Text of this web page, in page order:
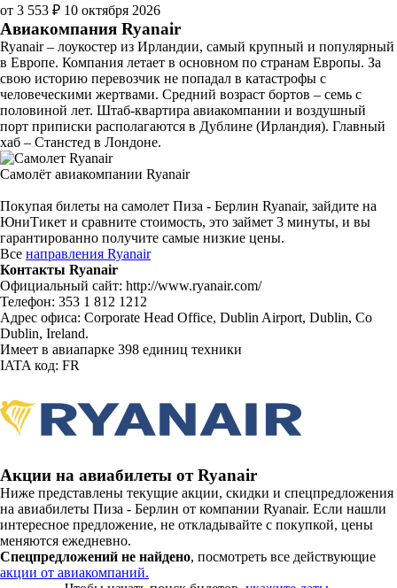
от 3 553 ₽ 10 октября 2026
Авиакомпания Ryanair
Ryanair – лоукостер из Ирландии, самый крупный и популярный
в Европе. Компания летает в основном по странам Европы. За
свою историю перевозчик не попадал в катастрофы с
человеческими жертвами. Средний возраст бортов – семь с
половиной лет. Штаб-квартира авиакомпании и воздушный
порт приписки располагаются в Дублине (Ирландия). Главный
хаб – Станстед в Лондоне.
Самолёт авиакомпании Ryanair
Покупая билеты на самолет Пиза - Берлин Ryanair, зайдите на
ЮниТикет и сравните стоимость, это займет 3 минуты, и вы
гарантированно получите самые низкие цены.
Все направления Ryanair
Контакты Ryanair
Официальный сайт: http://www.ryanair.com/
Телефон: 353 1 812 1212
Адрес офиса: Corporate Head Office, Dublin Airport, Dublin, Co
Dublin, Ireland.
Имеет в авиапарке 398 единиц техники
IATA код: FR
Акции на авиабилеты от Ryanair
Ниже представлены текущие акции, скидки и спецпредложения
на авиабилеты Пиза - Берлин от компании Ryanair. Если нашли
интересное предложение, не откладывайте с покупкой, цены
меняются ежедневно.
Спецпредложений не найдено, посмотреть все действующие
акции от авиакомпаний.